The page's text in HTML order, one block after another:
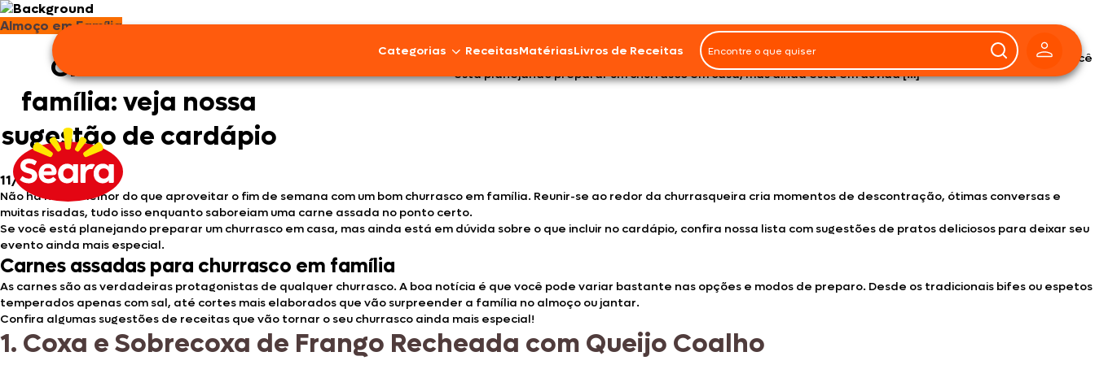
Categorias
Aves
Peixes e Frutos do Mar
100% Vegetal
ReceitasMatériasLivros de Receitas
Almoço em Família
Churrasco em
família: veja nossa
sugestão de cardápio
Não há nada melhor do que aproveitar o fim de semana com um bom churrasco em família. Reunir-se ao redor da churrasqueira cria
momentos de descontração, ótimas conversas e muitas risadas, tudo isso enquanto saboreiam uma carne assada no ponto certo. Se você
está planejando preparar um churrasco em casa, mas ainda está em dúvida […]
11/12/2024•
Não há nada melhor do que aproveitar o fim de semana com um bom churrasco em família. Reunir-se ao redor da churrasqueira cria momentos de descontração, ótimas conversas e
muitas risadas, tudo isso enquanto saboreiam uma carne assada no ponto certo.
Se você está planejando preparar um churrasco em casa, mas ainda está em dúvida sobre o que incluir no cardápio, confira nossa lista com sugestões de pratos deliciosos para deixar seu
evento ainda mais especial.
Carnes assadas para churrasco em família
As carnes são as verdadeiras protagonistas de qualquer churrasco. A boa notícia é que você pode variar bastante nas opções e modos de preparo. Desde os tradicionais bifes ou espetos
temperados apenas com sal, até cortes mais elaborados que vão surpreender a família no almoço ou jantar.
Confira algumas sugestões de receitas que vão tornar o seu churrasco ainda mais especial!
1. Coxa e Sobrecoxa de Frango Recheada com Queijo Coalho